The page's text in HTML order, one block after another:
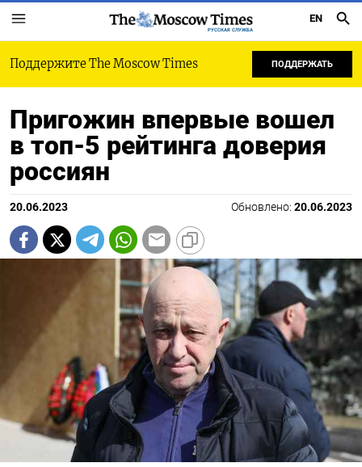
РУССКАЯ СЛУЖБА
EN
Поддержите The Moscow Times ПОДДЕРЖАТЬ
Пригожин впервые вошел
в топ-5 рейтинга доверия
россиян
20.06.2023 Обновлено: 20.06.2023